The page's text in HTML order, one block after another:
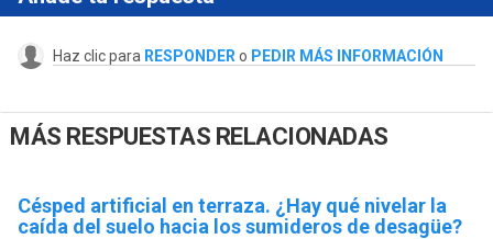
Haz clic para RESPONDER o PEDIR MÁS INFORMACIÓN
MÁS RESPUESTAS RELACIONADAS
Césped artificial en terraza. ¿Hay qué nivelar la
caída del suelo hacia los sumideros de desagüe?